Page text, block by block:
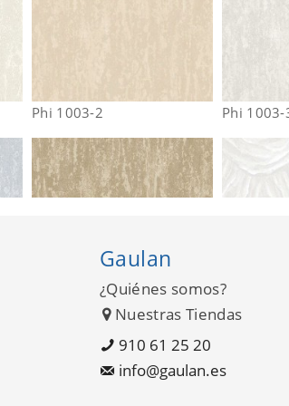
Phi 1003-2 Phi 1003-
Gaulan
¿Quiénes somos?
Nuestras Tiendas
910 61 25 20
info@gaulan.es